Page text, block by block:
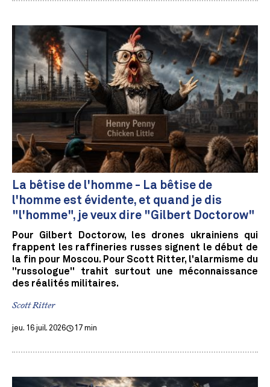
La bêtise de l'homme - La bêtise de
l'homme est évidente, et quand je dis
"l'homme", je veux dire "Gilbert Doctorow"
Pour Gilbert Doctorow, les drones ukrainiens qui
frappent les raffineries russes signent le début de
la fin pour Moscou. Pour Scott Ritter, l'alarmisme du
"russologue" trahit surtout une méconnaissance
des réalités militaires.
Scott Ritter
jeu. 16 juil. 2026 17 min